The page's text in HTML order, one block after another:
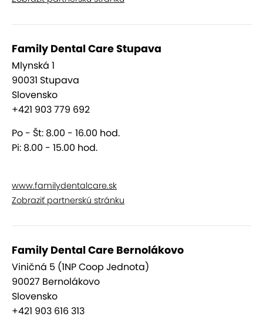
Family Dental Care Stupava
Mlynská 1
90031 Stupava
Slovensko
+421 903 779 692
Po - Št: 8.00 - 16.00 hod.
Pi: 8.00 - 15.00 hod.
www.familydentalcare.sk
Zobraziť partnerskú stránku
Family Dental Care Bernolákovo
Viničná 5 (1NP Coop Jednota)
90027 Bernolákovo
Slovensko
+421 903 616 313